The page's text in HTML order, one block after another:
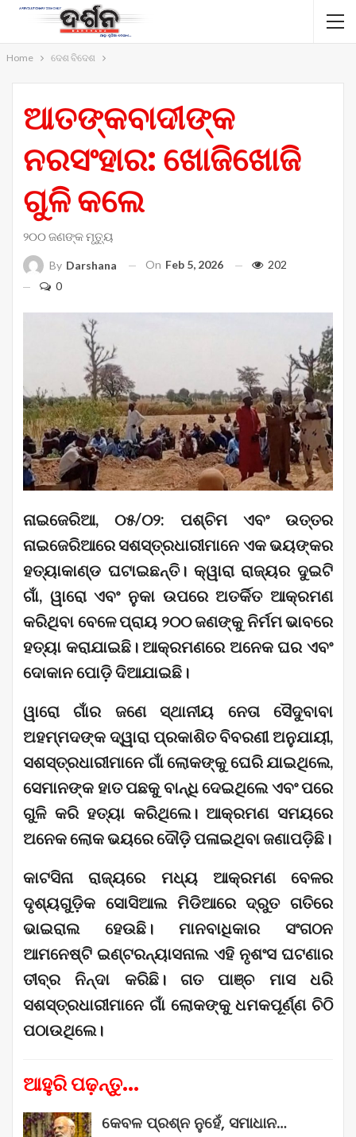
Home ଦେଶ ବିଦେଶ
ଆତଙ୍କବାଦୀଙ୍କ
ନରସଂହାର: ଖୋଜିଖୋଜି
ଗୁଳି କଲେ
୨୦୦ ଜଣଙ୍କ ମୃତ୍ୟୁ
By Darshana On Feb 5, 2026
202
0
ନାଇଜେରିଆ, ୦୫/୦୨: ପଶ୍ଚିମ ଏବଂ ଉତ୍ତର
ନାଇଜେରିଆରେ ସଶସ୍ତ୍ରଧାରୀମାନେ ଏକ ଭୟଙ୍କର
ହତ୍ୟାକାଣ୍ଡ ଘଟାଇଛନ୍ତି। କ୍ୱାରା ରାଜ୍ୟର ଦୁଇଟି
ଗାଁ, ୱାରୋ ଏବଂ ନୁକା ଉପରେ ଅତର୍କିତ ଆକ୍ରମଣ
କରିଥିବା ବେଳେ ପ୍ରାୟ ୨୦୦ ଜଣଙ୍କୁ ନିର୍ମମ ଭାବରେ
ହତ୍ୟା କରାଯାଇଛି। ଆକ୍ରମଣରେ ଅନେକ ଘର ଏବଂ
ଦୋକାନ ପୋଡ଼ି ଦିଆଯାଇଛି।
ୱାରୋ ଗାଁର ଜଣେ ସ୍ଥାନୀୟ ନେତା ସୈଦୁବାବା
ଅହମ୍ମଦଙ୍କ ଦ୍ୱାରା ପ୍ରକାଶିତ ବିବରଣୀ ଅନୁଯାୟୀ,
ସଶସ୍ତ୍ରଧାରୀମାନେ ଗାଁ ଲୋକଙ୍କୁ ଘେରି ଯାଇଥିଲେ,
ସେମାନଙ୍କ ହାତ ପଛକୁ ବାନ୍ଧି ଦେଇଥିଲେ ଏବଂ ପରେ
ଗୁଳି କରି ହତ୍ୟା କରିଥିଲେ। ଆକ୍ରମଣ ସମୟରେ
ଅନେକ ଲୋକ ଭୟରେ ଦୌଡ଼ି ପଳାଇଥିବା ଜଣାପଡ଼ିଛି।
କାଟସିନା ରାଜ୍ୟରେ ମଧ୍ୟ ଆକ୍ରମଣ ବେଳର
ଦୃଶ୍ୟଗୁଡ଼ିକ ସୋସିଆଲ ମିଡିଆରେ ଦ୍ରୁତ ଗତିରେ
ଭାଇରାଲ ହେଉଛି। ମାନବାଧିକାର ସଂଗଠନ
ଆମନେଷ୍ଟି ଇଣ୍ଟରନ୍ୟାସନାଲ ଏହି ନୃଶଂସ ଘଟଣାର
ତୀବ୍ର ନିନ୍ଦା କରିଛି। ଗତ ପାଞ୍ଚ ମାସ ଧରି
ସଶସ୍ତ୍ରଧାରୀମାନେ ଗାଁ ଲୋକଙ୍କୁ ଧମକପୂର୍ଣ୍ଣ ଚିଠି
ପଠାଉଥିଲେ।
ଆହୁରି ପଢ଼ନ୍ତୁ...
କେବଳ ପ୍ରଶ୍ନ ନୁହେଁ, ସମାଧାନ…